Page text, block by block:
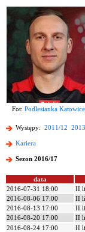
Fot: Podlesianka Katowice
Występy: 2011/12
Kariera
Sezon 2016/17
data
2016-07-31 18:00
II
2016-08-06 17:00
II
2016-08-13 17:00
II
2016-08-20 17:00
II
2016-08-24 17:00
II